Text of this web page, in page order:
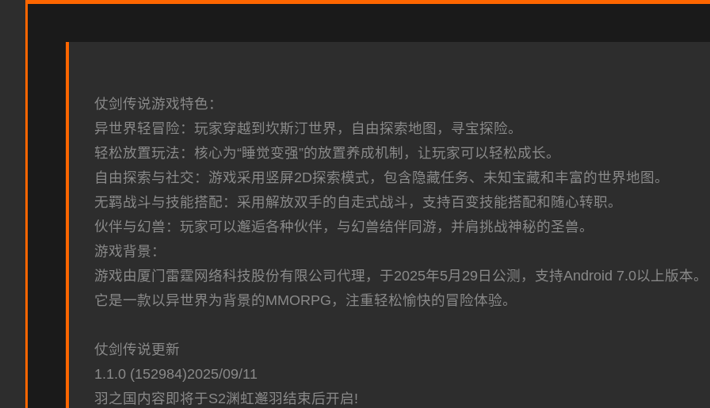
仗剑传说游戏特色：
异世界轻冒险：玩家穿越到坎斯汀世界，自由探索地图，寻宝探险。
轻松放置玩法：核心为“睡觉变强”的放置养成机制，让玩家可以轻松成长。
自由探索与社交：游戏采用竖屏2D探索模式，包含隐藏任务、未知宝藏和丰富的世界地图。
无羁战斗与技能搭配：采用解放双手的自走式战斗，支持百变技能搭配和随心转职。
伙伴与幻兽：玩家可以邂逅各种伙伴，与幻兽结伴同游，并肩挑战神秘的圣兽。
游戏背景：
游戏由厦门雷霆网络科技股份有限公司代理，于2025年5月29日公测，支持Android 7.0以上版本。
它是一款以异世界为背景的MMORPG，注重轻松愉快的冒险体验。
仗剑传说更新
1.1.0 (152984)2025/09/11
羽之国内容即将于S2渊虹邂羽结束后开启!